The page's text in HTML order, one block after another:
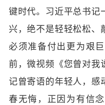
键时代。习近平总书记
兴，绝不是轻轻松松、
必须准备付出更为艰
前，微视频《您曾对我
记曾寄语的年轻人，感
春无悔，正因为有信